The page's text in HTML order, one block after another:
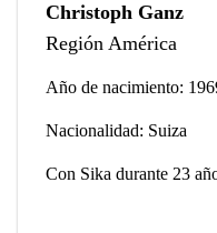
Christoph Ganz
Región América
Año de nacimiento:
Nacionalidad: Suiza
Con Sika durante 23